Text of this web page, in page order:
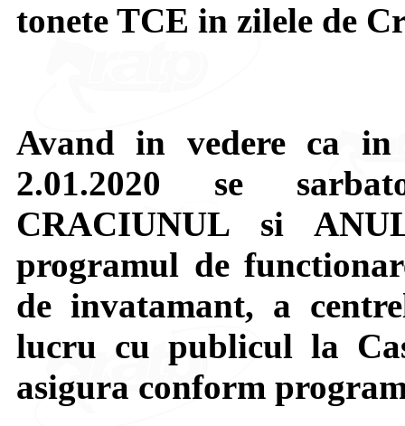
tonete TCE in zilele de
Avand in vedere ca in
2.01.2020 se
CRACIUNUL si
programul de
de invatamant, a
lucru cu publicul la
asigura conform